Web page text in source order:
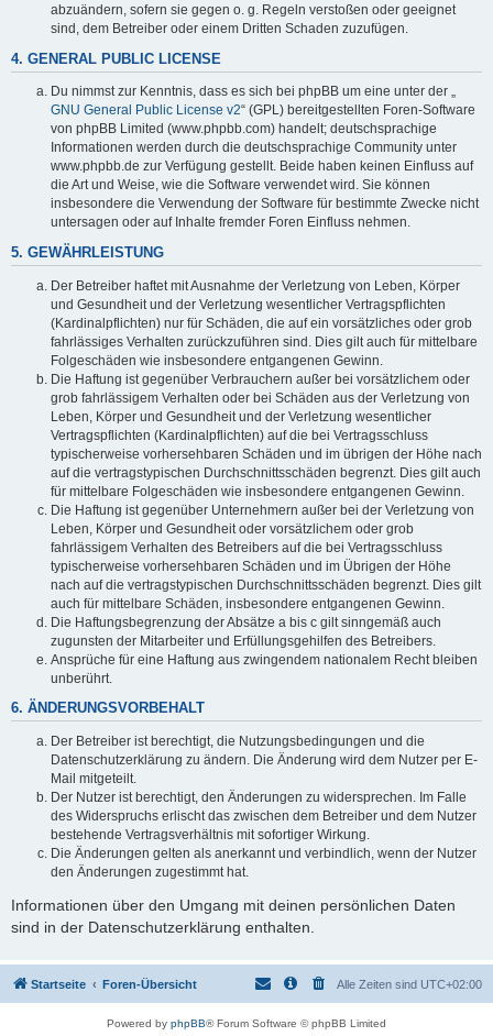
abzuändern, sofern sie gegen o. g. Regeln verstoßen oder geeignet
sind, dem Betreiber oder einem Dritten Schaden zuzufügen.
4. GENERAL PUBLIC LICENSE
Du nimmst zur Kenntnis, dass es sich bei phpBB um eine unter der „
GNU General Public License v2“ (GPL) bereitgestellten Foren-Software
von phpBB Limited (www.phpbb.com) handelt; deutschsprachige
Informationen werden durch die deutschsprachige Community unter
www.phpbb.de zur Verfügung gestellt. Beide haben keinen Einfluss auf
die Art und Weise, wie die Software verwendet wird. Sie können
insbesondere die Verwendung der Software für bestimmte Zwecke nicht
untersagen oder auf Inhalte fremder Foren Einfluss nehmen.
5. GEWÄHRLEISTUNG
Der Betreiber haftet mit Ausnahme der Verletzung von Leben, Körper
und Gesundheit und der Verletzung wesentlicher Vertragspflichten
(Kardinalpflichten) nur für Schäden, die auf ein vorsätzliches oder grob
fahrlässiges Verhalten zurückzuführen sind. Dies gilt auch für mittelbare
Folgeschäden wie insbesondere entgangenen Gewinn.
Die Haftung ist gegenüber Verbrauchern außer bei vorsätzlichem oder
grob fahrlässigem Verhalten oder bei Schäden aus der Verletzung von
Leben, Körper und Gesundheit und der Verletzung wesentlicher
Vertragspflichten (Kardinalpflichten) auf die bei Vertragsschluss
typischerweise vorhersehbaren Schäden und im übrigen der Höhe nach
auf die vertragstypischen Durchschnittsschäden begrenzt. Dies gilt auch
für mittelbare Folgeschäden wie insbesondere entgangenen Gewinn.
Die Haftung ist gegenüber Unternehmern außer bei der Verletzung von
Leben, Körper und Gesundheit oder vorsätzlichem oder grob
fahrlässigem Verhalten des Betreibers auf die bei Vertragsschluss
typischerweise vorhersehbaren Schäden und im Übrigen der Höhe
nach auf die vertragstypischen Durchschnittsschäden begrenzt. Dies gilt
auch für mittelbare Schäden, insbesondere entgangenen Gewinn.
Die Haftungsbegrenzung der Absätze a bis c gilt sinngemäß auch
zugunsten der Mitarbeiter und Erfüllungsgehilfen des Betreibers.
Ansprüche für eine Haftung aus zwingendem nationalem Recht bleiben
unberührt.
6. ÄNDERUNGSVORBEHALT
Der Betreiber ist berechtigt, die Nutzungsbedingungen und die
Datenschutzerklärung zu ändern. Die Änderung wird dem Nutzer per E-
Mail mitgeteilt.
Der Nutzer ist berechtigt, den Änderungen zu widersprechen. Im Falle
des Widerspruchs erlischt das zwischen dem Betreiber und dem Nutzer
bestehende Vertragsverhältnis mit sofortiger Wirkung.
Die Änderungen gelten als anerkannt und verbindlich, wenn der Nutzer
den Änderungen zugestimmt hat.
Informationen über den Umgang mit deinen persönlichen Daten
sind in der Datenschutzerklärung enthalten.
Startseite Foren-Übersicht Alle Zeiten sind UTC+02:00
Powered by phpBB® Forum Software © phpBB Limited